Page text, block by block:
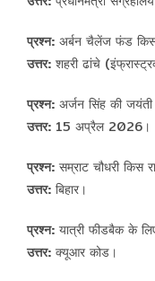
प्रश्न:अर्बन चैलेंज फंड
उत्तर:शहरी ढांचे
प्रश्न:अर्जन सिंह की
उत्तर:15 अप्रैल 2026।
प्रश्न:सम्राट चौधरी किस
उत्तर:बिहार।
प्रश्न:यात्री फीडबैक के
उत्तर:क्यूआर कोड।